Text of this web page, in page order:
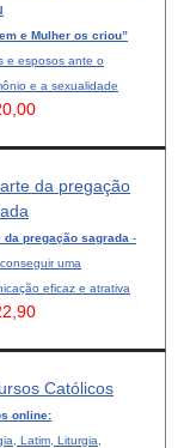
e Mulher os criou”
e esposos ante o
e a sexualidade
da pregação sagrada -
uma
eficaz e atrativa
online:
Latim, Liturgia,